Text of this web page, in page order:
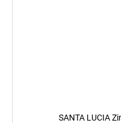
SANTA LUCIA